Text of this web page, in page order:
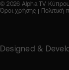
© 2026 Alpha TV
Όροι χρήσης
Designed &